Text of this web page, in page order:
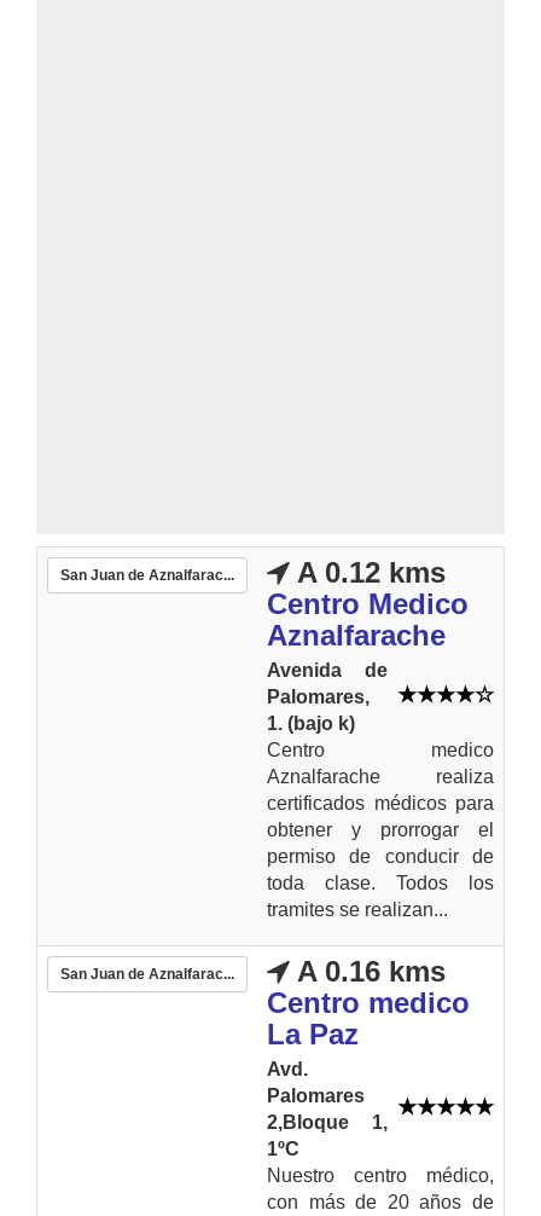
San Juan de Aznalfarac...
A 0.12 kms
Centro Medico
Aznalfarache
Avenida de
Palomares,
1. (bajo k)
Centro medico
Aznalfarache realiza
certificados médicos para
obtener y prorrogar el
permiso de conducir de
toda clase. Todos los
tramites se realizan...
San Juan de Aznalfarac...
A 0.16 kms
Centro medico
La Paz
Avd.
Palomares
2,Bloque 1,
1ºC
Nuestro centro médico,
con más de 20 años de